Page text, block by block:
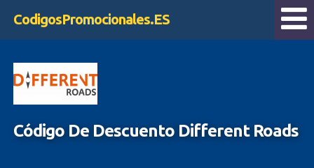
CodigosPromocionales.ES
Código De Descuento Different Roads